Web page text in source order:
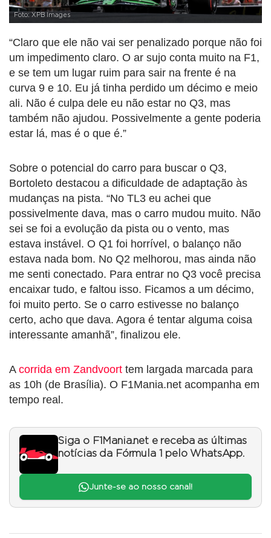
Foto: XPB Images
“Claro que ele não vai ser penalizado porque não foi
um impedimento claro. O ar sujo conta muito na F1,
e se tem um lugar ruim para sair na frente é na
curva 9 e 10. Eu já tinha perdido um décimo e meio
ali. Não é culpa dele eu não estar no Q3, mas
também não ajudou. Possivelmente a gente poderia
estar lá, mas é o que é.”
Sobre o potencial do carro para buscar o Q3,
Bortoleto destacou a dificuldade de adaptação às
mudanças na pista. “No TL3 eu achei que
possivelmente dava, mas o carro mudou muito. Não
sei se foi a evolução da pista ou o vento, mas
estava instável. O Q1 foi horrível, o balanço não
estava nada bom. No Q2 melhorou, mas ainda não
me senti conectado. Para entrar no Q3 você precisa
encaixar tudo, e faltou isso. Ficamos a um décimo,
foi muito perto. Se o carro estivesse no balanço
certo, acho que dava. Agora é tentar alguma coisa
interessante amanhã”, finalizou ele.
Acorrida em Zandvoort tem largada marcada para
as 10h (de Brasília). O F1Mania.net acompanha em
tempo real.
Siga o F1Mania.net e receba as últimas
notícias da Fórmula 1 pelo WhatsApp.
Junte-se ao nosso canal!